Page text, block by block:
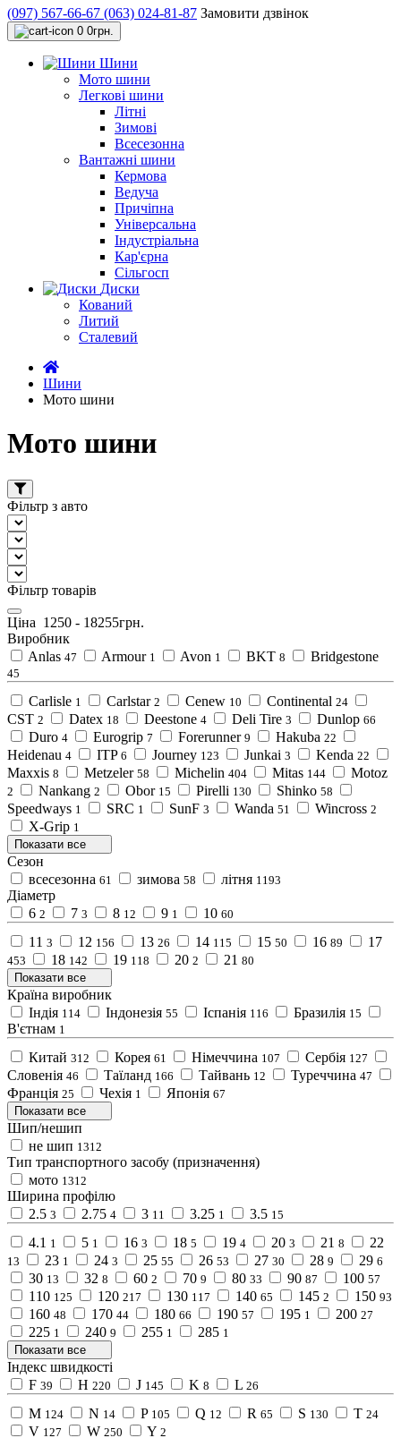
(097) 567-66-67 (063) 024-81-87 Замовити дзвінок
0 0грн.
Шини
Мото шини
Легкові шини
Літні
Зимові
Всесезонна
Вантажні шини
Кермова
Ведуча
Причіпна
Універсальна
Індустріальна
Кар'єрна
Сільгосп
Диски
Кований
Литий
Сталевий
Шини
Мото шини
Мото шини
Фільтр з авто
Фільтр товарів
Ціна 1250 - 18255грн.
Виробник
Anlas 47 Armour 1 Avon 1 BKT 8 Bridgestone
45
Carlisle 1 Carlstar 2 Cenew 10 Continental 24
CST 2 Datex 18 Deestone 4 Deli Tire 3 Dunlop 66
Duro 4 Eurogrip 7 Forerunner 9 Hakuba 22
Heidenau 4 ITP 6 Journey 123 Junkai 3 Kenda 22
Maxxis 8 Metzeler 58 Michelin 404 Mitas 144 Motoz
2 Nankang 2 Obor 15 Pirelli 130 Shinko 58
Speedways 1 SRC 1 SunF 3 Wanda 51 Wincross 2
X-Grip 1
Показати все
Сезон
всесезонна 61 зимова 58 літня 1193
Діаметр
6 2 7 3 8 12 9 1 10 60
11 3 12 156 13 26 14 115 15 50 16 89 17
453 18 142 19 118 20 2 21 80
Показати все
Країна виробник
Індія 114 Індонезія 55 Іспанія 116 Бразилія 15
В'єтнам 1
Китай 312 Корея 61 Німеччина 107 Сербія 127
Словенія 46 Таїланд 166 Тайвань 12 Туреччина 47
Франція 25 Чехія 1 Японія 67
Показати все
Шип/нешип
не шип 1312
Тип транспортного засобу (призначення)
мото 1312
Ширина профілю
2.5 3 2.75 4 3 11 3.25 1 3.5 15
4.1 1 5 1 16 3 18 5 19 4 20 3 21 8 22
13 23 1 24 3 25 55 26 53 27 30 28 9 29 6
30 13 32 8 60 2 70 9 80 33 90 87 100 57
110 125 120 217 130 117 140 65 145 2 150 93
160 48 170 44 180 66 190 57 195 1 200 27
225 1 240 9 255 1 285 1
Показати все
Індекс швидкості
F 39 H 220 J 145 K 8 L 26
M 124 N 14 P 105 Q 12 R 65 S 130 T 24
V 127 W 250 Y 2